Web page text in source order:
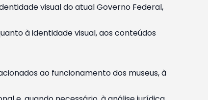
visual do atual Governo Federal,
à identidade visual, aos conteúdos
ao funcionamento dos museus, à